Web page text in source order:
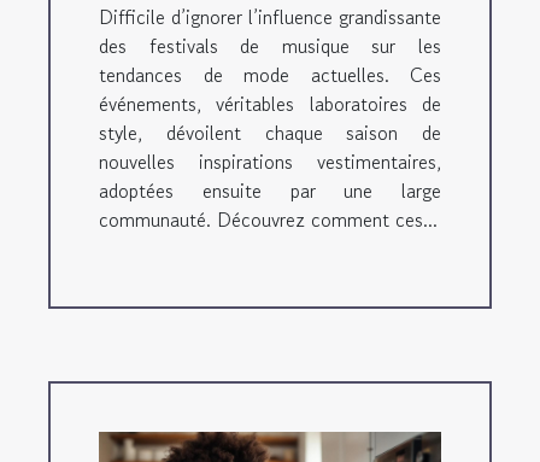
Difficile d’ignorer l’influence grandissante
des festivals de musique sur les
tendances de mode actuelles. Ces
événements, véritables laboratoires de
style, dévoilent chaque saison de
nouvelles inspirations vestimentaires,
adoptées ensuite par une large
communauté. Découvrez comment ces...